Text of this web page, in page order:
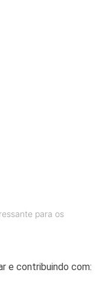
para os
e contribuindo com: